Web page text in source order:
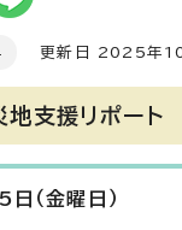
更新日 2025年10
地支援リポート
（金曜日）